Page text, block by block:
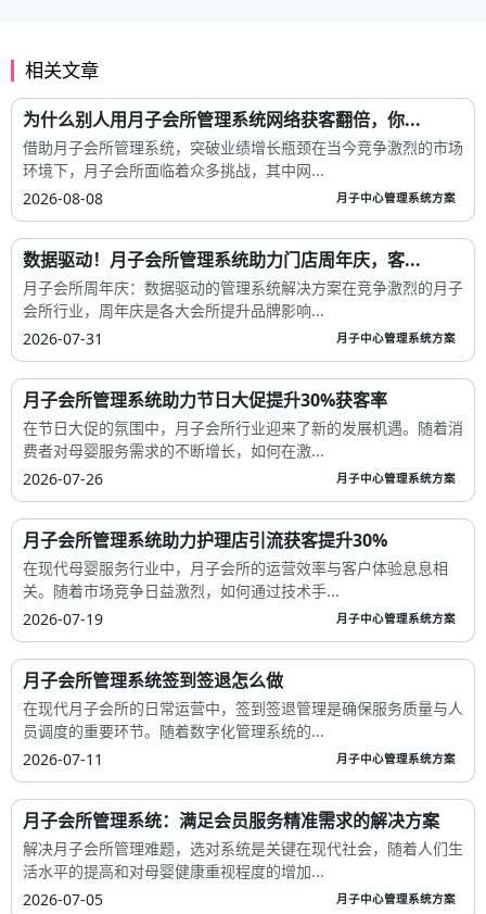
相关文章
为什么别人用月子会所管理系统网络获客翻倍，你...
借助月子会所管理系统，突破业绩增长瓶颈在当今竞争激烈的市场
环境下，月子会所面临着众多挑战，其中网...
2026-08-08
月子中心管理系统方案
数据驱动！月子会所管理系统助力门店周年庆，客...
月子会所周年庆：数据驱动的管理系统解决方案在竞争激烈的月子
会所行业，周年庆是各大会所提升品牌影响...
2026-07-31
月子中心管理系统方案
月子会所管理系统助力节日大促提升30%获客率
在节日大促的氛围中，月子会所行业迎来了新的发展机遇。随着消
费者对母婴服务需求的不断增长，如何在激...
2026-07-26
月子中心管理系统方案
月子会所管理系统助力护理店引流获客提升30%
在现代母婴服务行业中，月子会所的运营效率与客户体验息息相
关。随着市场竞争日益激烈，如何通过技术手...
2026-07-19
月子中心管理系统方案
月子会所管理系统签到签退怎么做
在现代月子会所的日常运营中，签到签退管理是确保服务质量与人
员调度的重要环节。随着数字化管理系统的...
2026-07-11
月子中心管理系统方案
月子会所管理系统：满足会员服务精准需求的解决方案
解决月子会所管理难题，选对系统是关键在现代社会，随着人们生
活水平的提高和对母婴健康重视程度的增加...
2026-07-05
月子中心管理系统方案